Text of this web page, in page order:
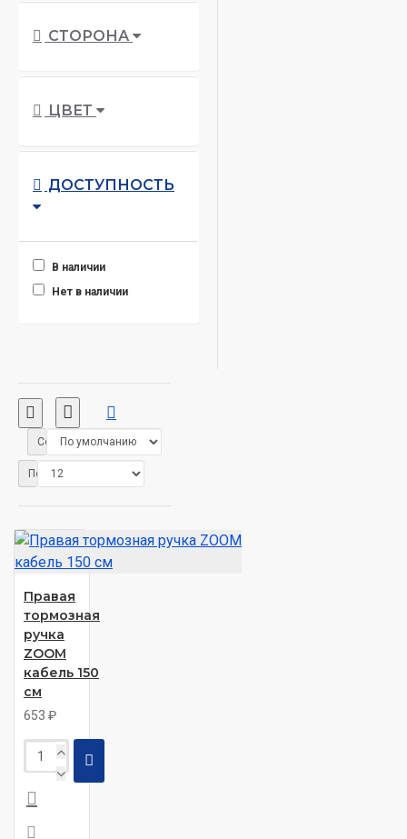
СТОРОНА
ЦВЕТ
ДОСТУПНОСТЬ
В наличии
Нет в наличии
Сортировка:
Показать:
Правая
тормозная
ручка
ZOOM
кабель 150
см
653 ₽